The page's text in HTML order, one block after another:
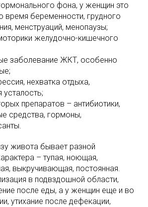
фона, у женщин это
время беременности, грудного
менструаций, менопаузы;
желудочно-кишечного
заболевание ЖКТ, особенно
нехватка отдыха,
усталость;
препаратов – антибиотики,
средства, гормоны,
живота бывает разной
– тупая, ноющая,
выкручивающая, постоянная.
в подвздошной области,
после еды, а у женщин еще и во
утихание после дефекации,